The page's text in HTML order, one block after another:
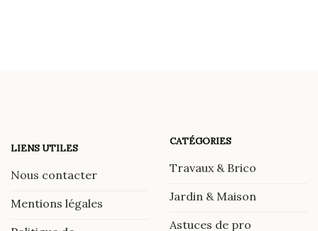
LIENS UTILES
Nous contacter
Mentions légales
CATÉGORIES
Travaux & Brico
Jardin & Maison
Astuces de pro